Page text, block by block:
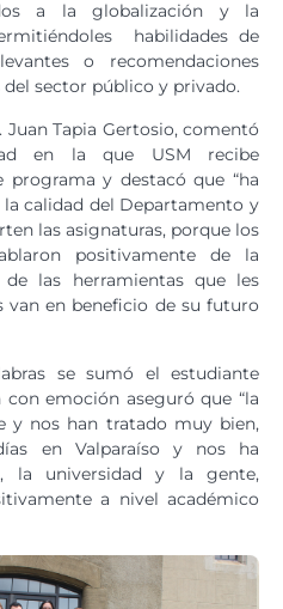
a la globalización y la
habilidades de
o recomendaciones
sector público y privado.
Juan Tapia Gertosio, comentó
en la que USM recibe
y destacó que “ha
calidad del Departamento y
las asignaturas, porque los
positivamente de la
las herramientas que les
van en beneficio de su futuro
se sumó el estudiante
emoción aseguró que “la
y nos han tratado muy bien,
en Valparaíso y nos ha
la universidad y la gente,
a nivel académico